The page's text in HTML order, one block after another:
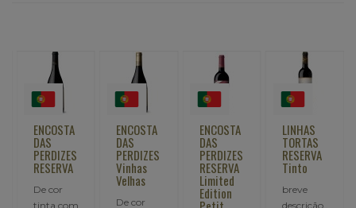
ENCOSTA
DAS
PERDIZES
RESERVA
De cor
tinta com
ENCOSTA
DAS
PERDIZES
Vinhas
Velhas
De cor
ENCOSTA
DAS
PERDIZES
RESERVA
Limited
Edition
LINHAS
TORTAS
RESERVA
Tinto
breve
descrição..